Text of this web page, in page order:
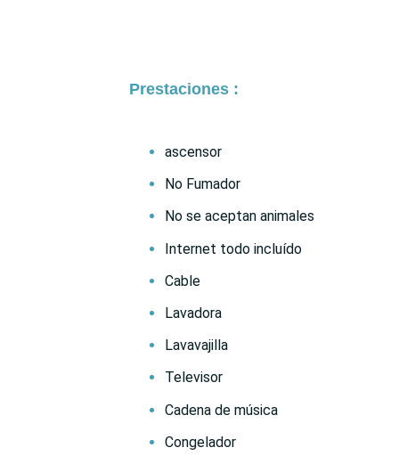
Prestaciones :
ascensor
No Fumador
No se aceptan animales
Internet todo incluído
Cable
Lavadora
Lavavajilla
Televisor
Cadena de música
Congelador